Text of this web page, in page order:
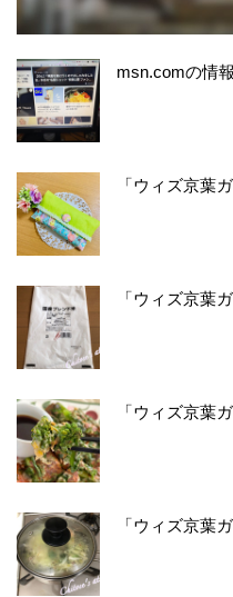
msn.comの情
「ウィズ京葉
「ウィズ京葉
「ウィズ京葉
「ウィズ京葉